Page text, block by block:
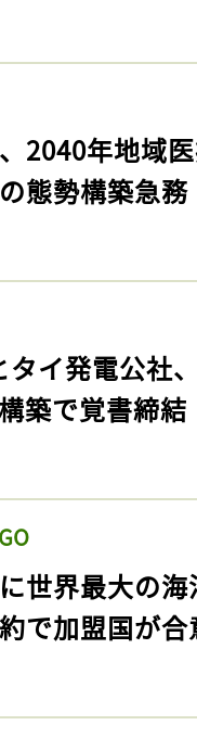
、2040年地域
態勢構築急務
タイ発電公社
築で覚書締結
に世界最大の
で加盟国が合